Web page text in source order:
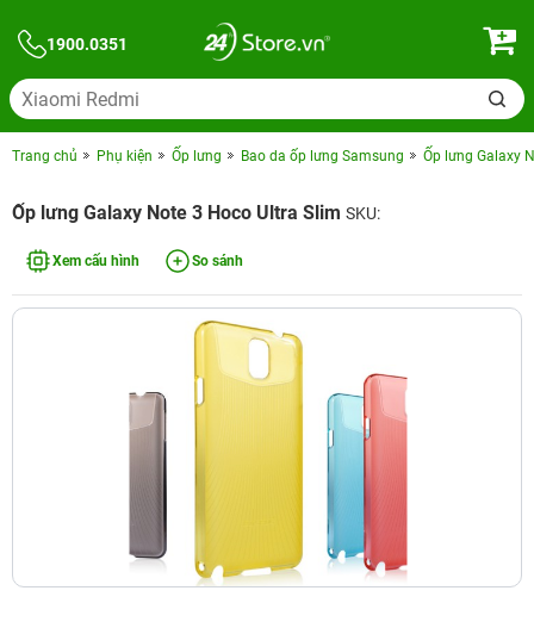
1900.0351
Trang chủ Phụ kiện Ốp lưng Bao da ốp lưng Samsung Ốp lưng Galaxy
Ốp lưng Galaxy Note 3 Hoco Ultra Slim SKU:
Xem cấu hình So sánh